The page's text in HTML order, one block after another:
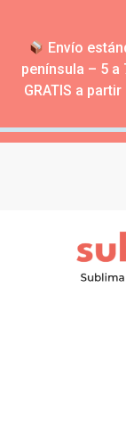
Envío
península – 5 a
GRATIS a partir